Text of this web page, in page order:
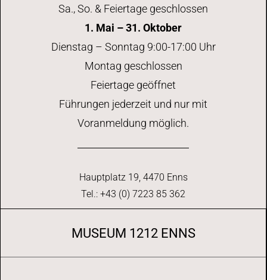
Sa., So. & Feiertage geschlossen
1. Mai – 31. Oktober
Dienstag – Sonntag 9:00-17:00 Uhr
Montag geschlossen
Feiertage geöffnet
Führungen jederzeit und nur mit
Voranmeldung möglich.
Hauptplatz 19, 4470 Enns
Tel.: +43 (0) 7223 85 362
MUSEUM 1212 ENNS